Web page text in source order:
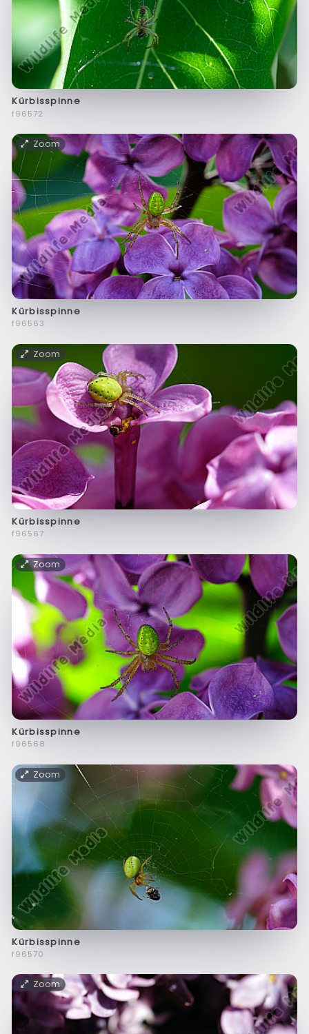
Kürbisspinne
f96572
Zoom
Kürbisspinne
f96563
Zoom
Kürbisspinne
f96567
Zoom
Kürbisspinne
f96568
Zoom
Kürbisspinne
f96570
Zoom